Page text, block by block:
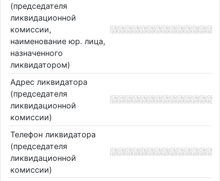
(председателя
ликвидационной
комиссии,
наименование юр. лица,
назначенного
ликвидатором)
Адрес ликвидатора
(председателя
ликвидационной
комиссии)
Телефон ликвидатора
(председателя
ликвидационной
комиссии)